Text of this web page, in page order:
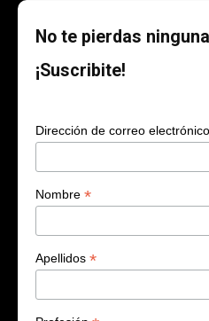
No te pierdas
¡Suscribite!
Dirección de correo electrónico
Nombre *
Apellidos *